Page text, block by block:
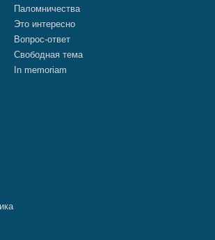
Паломничества
Это интересно
Вопрос-ответ
Свободная тема
In memoriam